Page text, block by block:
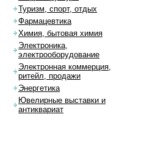
Туризм, спорт, отдых
Фармацевтика
Химия, бытовая химия
Электроника,
электрооборудование
Электронная коммерция,
ритейл, продажи
Энергетика
Ювелирные выставки и
антиквариат